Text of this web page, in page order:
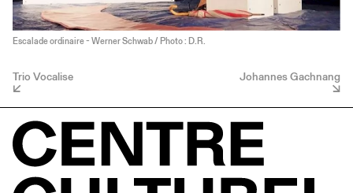
Escalade ordinaire - Werner Schwab / Photo : D.R.
Trio Vocalise Johannes Gachnang